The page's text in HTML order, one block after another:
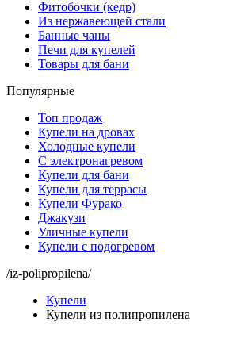
Фитобочки (кедр)
Из нержавеющей стали
Банные чаны
Печи для купелей
Товары для бани
Популярные
Топ продаж
Купели на дровах
Холодные купели
С электронагревом
Купели для бани
Купели для террасы
Купели Фурако
Джакузи
Уличные купели
Купели с подогревом
/iz-polipropilena/
Купели
Купели из полипропилена